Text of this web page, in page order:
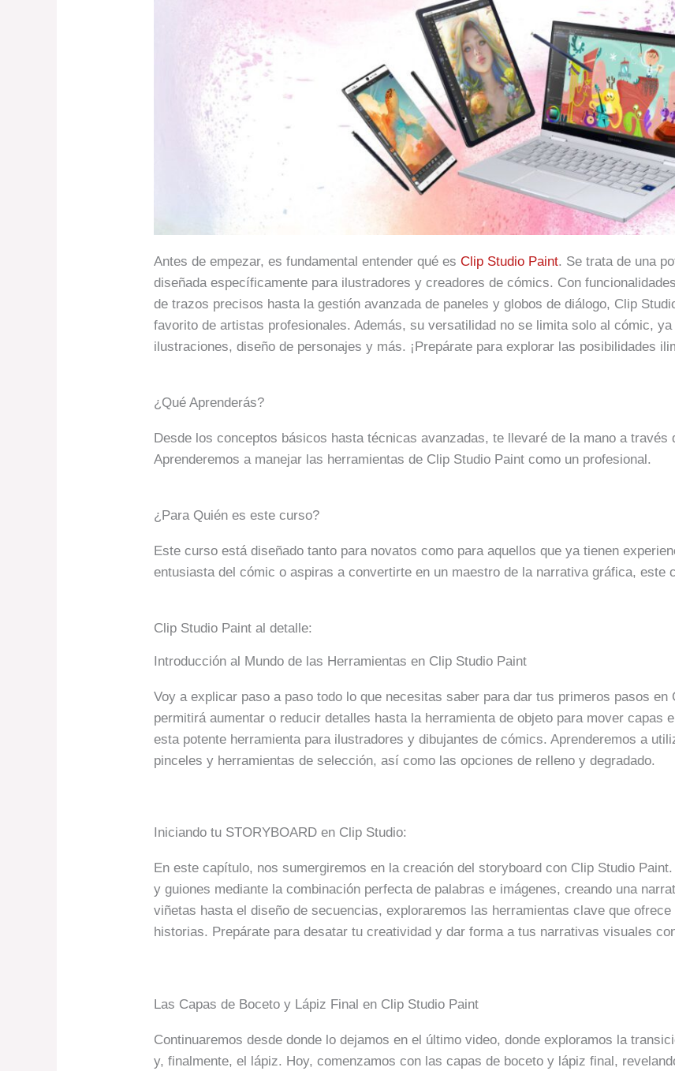
Antes de empezar, es fundamental entender qué esClip Studio Paint. Se trata de una
diseñada específicamente para ilustradores y creadores de cómics. Con
de trazos precisos hasta la gestión avanzada de paneles y globos de diálogo, Clip
favorito de artistas profesionales. Además, su versatilidad no se limita solo al cómic,
ilustraciones, diseño de personajes y más. ¡Prepárate para explorar las posibilidades
¿Qué Aprenderás?
Desde los conceptos básicos hasta técnicas avanzadas, te llevaré de la mano a
Aprenderemos a manejar las herramientas de Clip Studio Paint como un profesional.
¿Para Quién es este curso?
Este curso está diseñado tanto para novatos como para aquellos que ya tienen
entusiasta del cómic o aspiras a convertirte en un maestro de la narrativa gráfica, este
Clip Studio Paint al detalle:
Introducción al Mundo de las Herramientas en Clip Studio Paint
Voy a explicar paso a paso todo lo que necesitas saber para dar tus primeros pasos
permitirá aumentar o reducir detalles hasta la herramienta de objeto para mover capas
esta potente herramienta para ilustradores y dibujantes de cómics. Aprenderemos a
pinceles y herramientas de selección, así como las opciones de relleno y degradado.
Iniciando tu STORYBOARD en Clip Studio:
En este capítulo, nos sumergiremos en la creación del storyboard con Clip Studio
y guiones mediante la combinación perfecta de palabras e imágenes, creando una
viñetas hasta el diseño de secuencias, exploraremos las herramientas clave que
historias. Prepárate para desatar tu creatividad y dar forma a tus narrativas visuales
Las Capas de Boceto y Lápiz Final en Clip Studio Paint
Continuaremos desde donde lo dejamos en el último video, donde exploramos la
y, finalmente, el lápiz. Hoy, comenzamos con las capas de boceto y lápiz final,